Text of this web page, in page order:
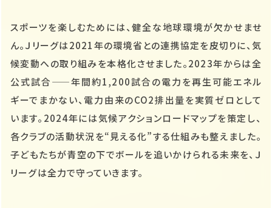
スポーツを楽しむためには、健全な地球環境が欠かせませ
ん。Ｊリーグは2021年の環境省との連携協定を皮切りに、気
候変動への取り組みを本格化させました。2023年からは全
公式試合——年間約1,200試合の電力を再生可能エネル
ギーでまかない、電力由来のCO2排出量を実質ゼロとして
います。2024年には気候アクションロードマップを策定し、
各クラブの活動状況を“見える化”する仕組みも整えました。
子どもたちが青空の下でボールを追いかけられる未来を、Ｊ
リーグは全力で守っていきます。